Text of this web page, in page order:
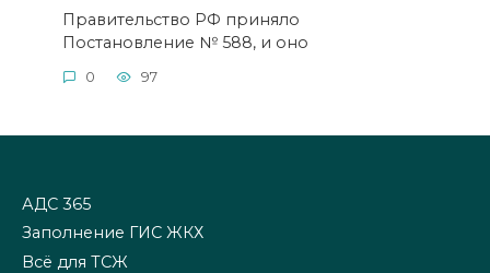
Правительство РФ приняло
Постановление № 588, и оно
0 97
АДС 365
Заполнение ГИС ЖКХ
Всё для ТСЖ